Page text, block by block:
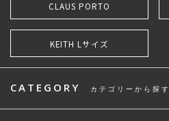
CLAUS PORTO
KEITH Lサイズ
CATEGORY カテゴリーから探す